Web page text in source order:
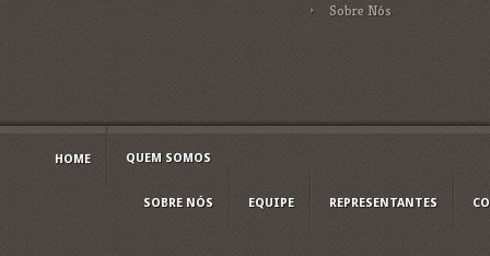
Sobre Nós
HOME QUEM SOMOS
SOBRE NÓS EQUIPE REPRESENTANTES